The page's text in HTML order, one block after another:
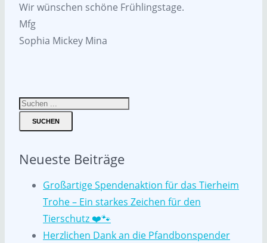
Wir wünschen schöne Frühlingstage.
Mfg
Sophia Mickey Mina
SUCHEN
Neueste Beiträge
Großartige Spendenaktion für das Tierheim
Trohe – Ein starkes Zeichen für den
Tierschutz ❤️🐾
Herzlichen Dank an die Pfandbonspender